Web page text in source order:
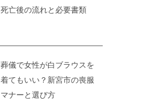
死亡後の流れと必要書類
葬儀で女性が白ブラウスを
着てもいい？新宮市の喪服
マナーと選び方